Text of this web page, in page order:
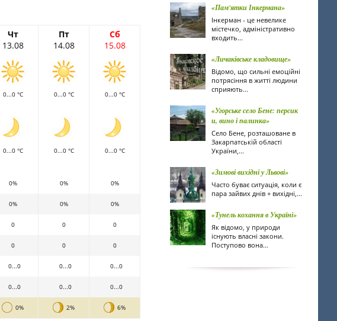
Чт
13.08
Пт
14.08
Сб
15.08
0...0 °C 0...0 °C 0...0 °C
0...0 °C 0...0 °C 0...0 °C
0% 0% 0%
0% 0% 0%
0 0 0
0 0 0
0...0 0...0 0...0
0...0 0...0 0...0
0% 2% 6%
«Пам'ятки Інкермана»
Інкерман - це невелике
містечко, адміністративно
входить...
«Личаківське кладовище»
Відомо, що сильні емоційні
потрясіння в житті людини
сприяють...
«Угорське село Бене: персик
и, вино і палинка»
Село Бене, розташоване в
Закарпатській області
України,...
«Зимові вихідні у Львові»
Часто буває ситуація, коли є
пара зайвих днів + вихідні,...
«Тунель кохання в Україні»
Як відомо, у природи
існують власні закони.
Поступово вона...